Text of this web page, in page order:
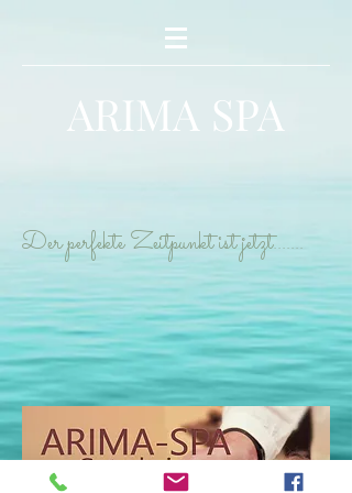
ARIMA SPA
Der perfekte Zeitpunkt ist jetzt.......